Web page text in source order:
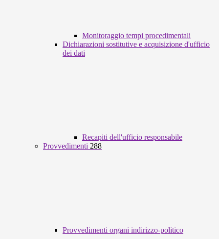
Monitoraggio tempi procedimentali
Dichiarazioni sostitutive e acquisizione d'ufficio
dei dati
Recapiti dell'ufficio responsabile
Provvedimenti 288
Provvedimenti organi indirizzo-politico